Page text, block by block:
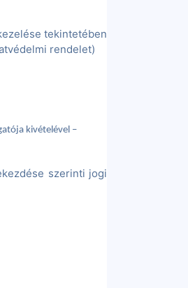
tekintetében
rendelet)
kivételével –
szerinti jogi